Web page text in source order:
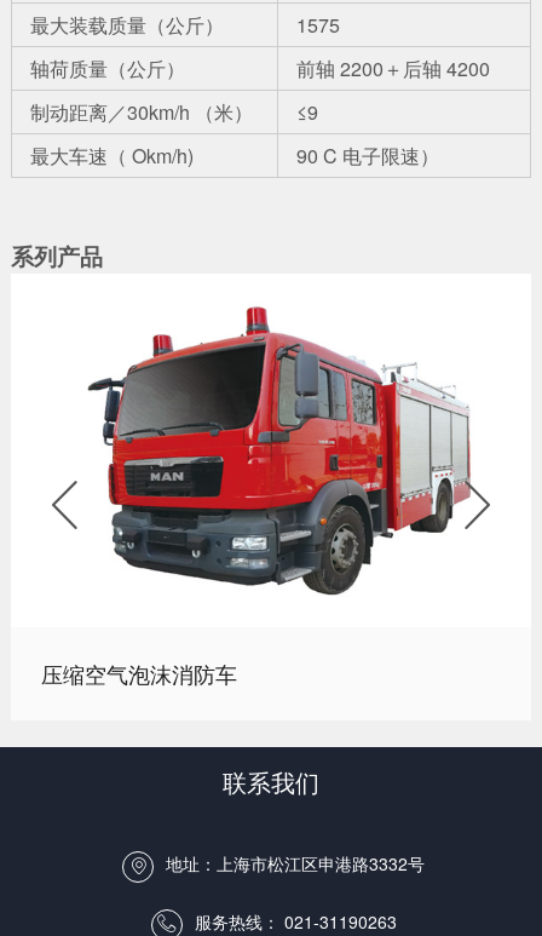
最大装载质量（公斤）
1575
轴荷质量（公斤）
前轴 2200＋后轴 4200
制动距离／30km/h （米）
≤9
最大车速（ Okm/h)
90 C 电子限速）
系列产品
压缩空气泡沫消防车
 
联系我们
 地址：上海市松江区申港路3332号
 服务热线： 021-31190263